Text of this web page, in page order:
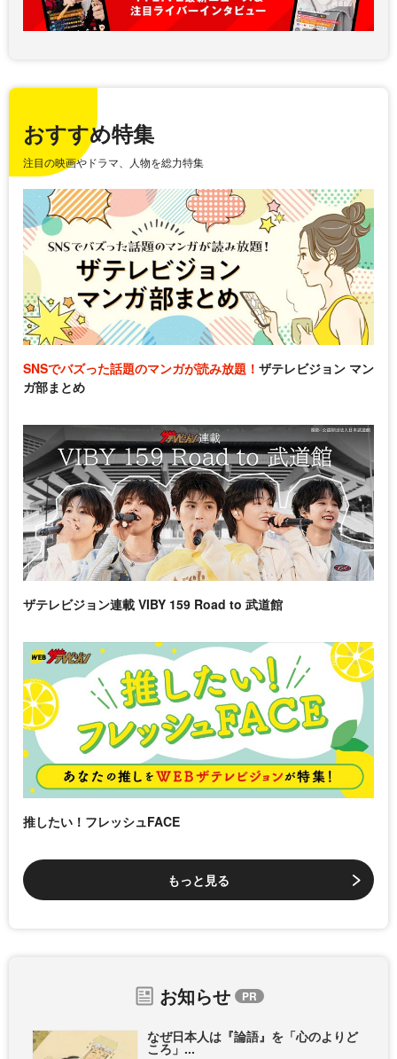
おすすめ特集
注目の映画やドラマ、人物を総力特集
SNSでバズった話題のマンガが読み放題！ ザテレビジョン マン
ガ部まとめ
ザテレビジョン連載 VIBY 159 Road to 武道館
推したい！フレッシュFACE
もっと見る
お知らせ
なぜ日本人は『論語』を「心のよりど
ころ」...